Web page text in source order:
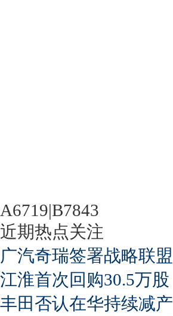
A6719|B7843
近期热点关注
广汽奇瑞签署战略联盟
江淮首次回购30.5万股
丰田否认在华持续减产